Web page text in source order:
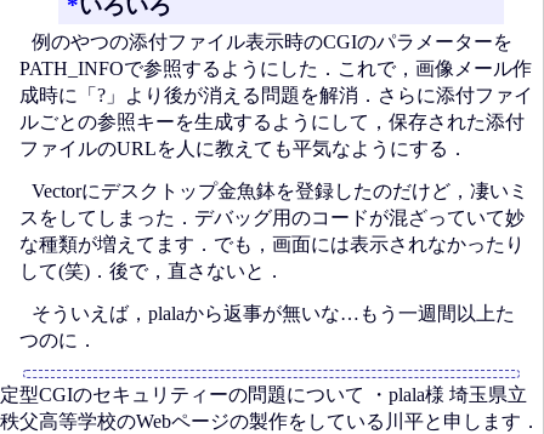
*いろいろ
例のやつの添付ファイル表示時のCGIのパラメーターを
PATH_INFOで参照するようにした．これで，画像メール作
成時に「?」より後が消える問題を解消．さらに添付ファイ
ルごとの参照キーを生成するようにして，保存された添付
ファイルのURLを人に教えても平気なようにする．
Vectorにデスクトップ金魚鉢を登録したのだけど，凄いミ
スをしてしまった．デバッグ用のコードが混ざっていて妙
な種類が増えてます．でも，画面には表示されなかったり
して(笑)．後で，直さないと．
そういえば，plalaから返事が無いな…もう一週間以上た
つのに．
定型CGIのセキュリティーの問題について ・plala様 埼玉県立
秩父高等学校のWebページの製作をしている川平と申します．